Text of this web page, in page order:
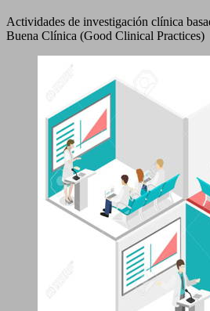
Actividades de investigación clínica
Buena Clínica (Good Clinical Practices)